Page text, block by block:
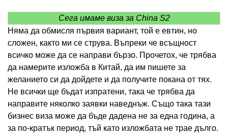
Сега имаме виза за China S2
Няма да обмисля първия вариант, той е евтин, но
сложен, както ми се струва. Въпреки че всъщност
всичко може да се направи бързо. Прочетох, че трябва
да намерите изложба в Китай, да им пишете за
желанието си да дойдете и да получите покана от тях.
Не всички ще бъдат изпратени, така че трябва да
направите няколко заявки наведнъж. Също така тази
бизнес виза може да бъде дадена не за една година, а
за по-кратък период, тъй като изложбата не трае дълго.